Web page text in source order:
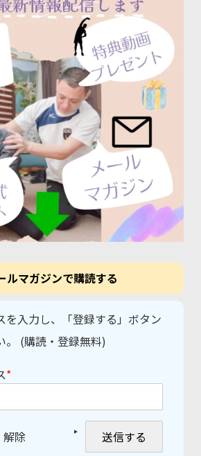
マガジンで購読する
を入力し、「登録する」ボタン
。 (購読・登録無料)
*
解除